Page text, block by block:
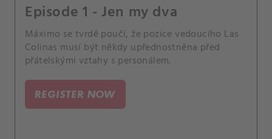
Episode 1 - Jen my dva
Máximo se tvrdě poučí, že pozice vedoucího Las
Colinas musí být někdy upřednostněna před
přátelskými vztahy s personálem.
REGISTER NOW